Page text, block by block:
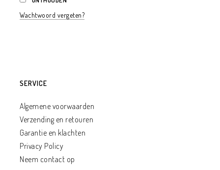
Wachtwoord vergeten?
SERVICE
Algemene voorwaarden
Verzending en retouren
Garantie en klachten
Privacy Policy
Neem contact op